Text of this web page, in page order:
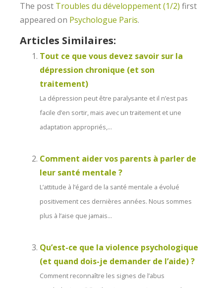
The post Troubles du développement (1/2) first
appeared on Psychologue Paris.
Articles Similaires:
Tout ce que vous devez savoir sur la
dépression chronique (et son
traitement)
La dépression peut être paralysante et il n’est pas
facile d’en sortir, mais avec un traitement et une
adaptation appropriés,...
Comment aider vos parents à parler de
leur santé mentale ?
L’attitude à l’égard de la santé mentale a évolué
positivement ces dernières années. Nous sommes
plus à l’aise que jamais...
Qu’est-ce que la violence psychologique
(et quand dois-je demander de l’aide) ?
Comment reconnaître les signes de l’abus